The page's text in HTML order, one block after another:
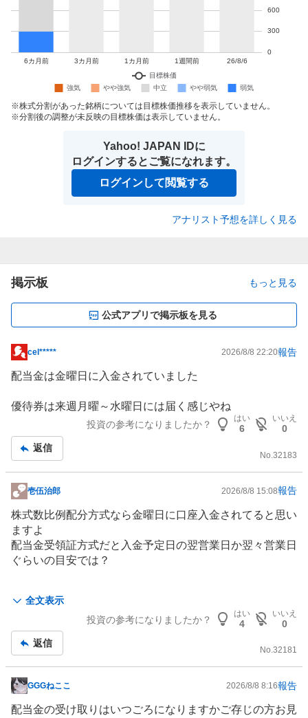
株式分割があった銘柄については目標株価推移を表示していません。
分割後の調整が未反映の目標株価は表示していません。
Yahoo! JAPAN IDに
ログインするとご覧になれます。
ログインして閲覧する
アナリスト予想を詳しく見る
掲示板 もっと見る
公式アプリで掲示板を見る
掲
示
記
cel***** 2026/8/8 22:20報告
配当金は金曜日に入金されていました
優待券は来週月曜～水曜日には届く感じやね
投資の参考になりましたか？
はい
6
いいえ
0
返信
No. 32183
掲
示
板
記
事
壱伍治郎 2026/8/8 15:08報告
全文表示
株式数比例配分方式なら金曜日に口座入金されてると思い
ますよ
配当金受領証方式だと入金予定日の翌営業日か翌々営業日
ぐらいの目安では？
ないかな
配当は株主名簿管理人が担当して、配当落調整金は証券会
社が担当のように思うけど
投資の参考になりましたか？
はい
4
いいえ
0
返信
No.32181
掲
示
GGGねここ 2026/8/8 8:16報告
配当金の受け取りはいつごろになりますかご存じの方お見